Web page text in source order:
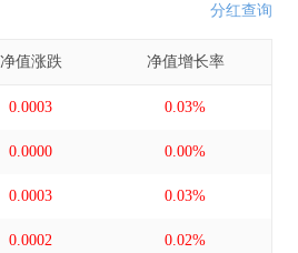
分红查询
净值涨跌 净值增长率
0.0003 0.03%
0.0000 0.00%
0.0003 0.03%
0.0002 0.02%